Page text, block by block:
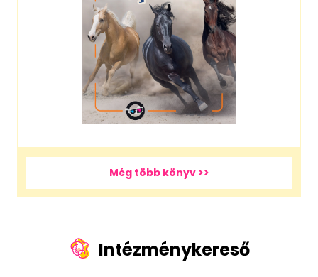
Még több könyv >>
Intézménykereső